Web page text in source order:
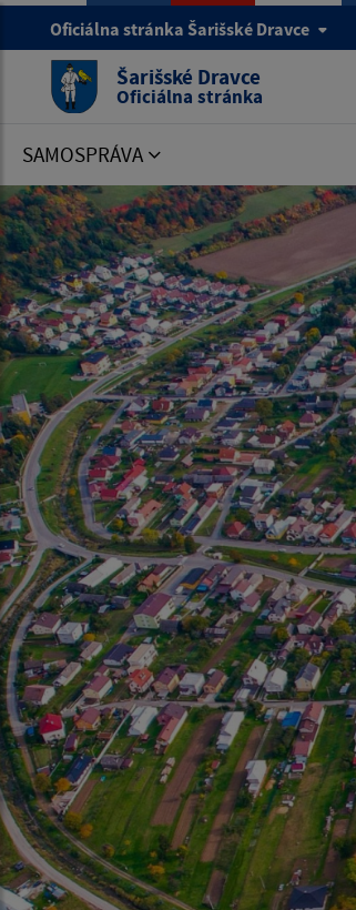
Oficiálna stránka Šarišské Dravce
Šarišské Dravce
Oficiálna stránka
SAMOSPRÁVA